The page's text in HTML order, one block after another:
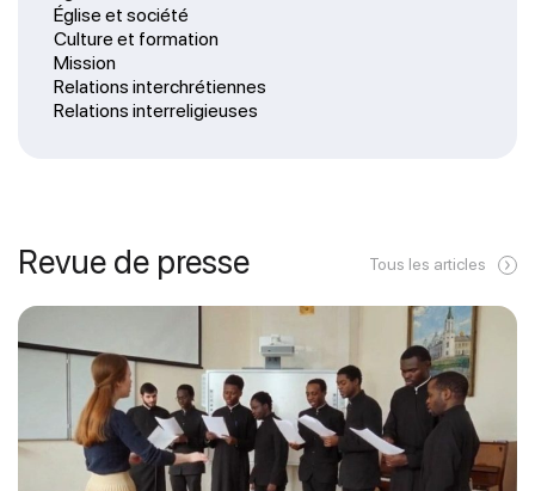
Église et société
Culture et formation
Mission
Relations interchrétiennes
Relations interreligieuses
Revue de presse Tous les articles